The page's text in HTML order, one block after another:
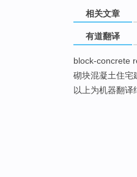
相关文章
有道翻译
block-concrete
砌块混凝土住宅
以上为机器翻译